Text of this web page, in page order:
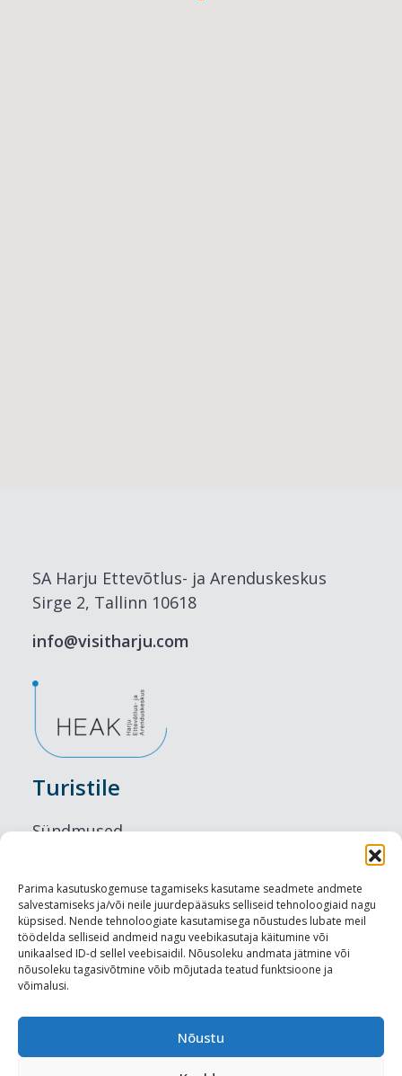
Parima kasutuskogemuse tagamiseks kasutame seadmete andmete
salvestamiseks ja/või neile juurdepääsuks selliseid tehnoloogiaid nagu
küpsised. Nende tehnoloogiate kasutamisega nõustudes lubate meil
töödelda selliseid andmeid nagu veebikasutaja käitumine või
unikaalsed ID-d sellel veebisaidil. Nõusoleku andmata jätmine või
nõusoleku tagasivõtmine võib mõjutada teatud funktsioone ja
võimalusi.
Nõustu
SA Harju Ettevõtlus- ja Arenduskeskus
Sirge 2, Tallinn 10618
info@visitharju.com
Turistile
Sündmused
Maitseelamused
Vaatamisväärsused
Visit Tallinn
Turismiprofessionaalile